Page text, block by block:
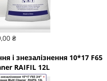
₴
і знезалізнення 10*17 F65
RAIFIL 12L